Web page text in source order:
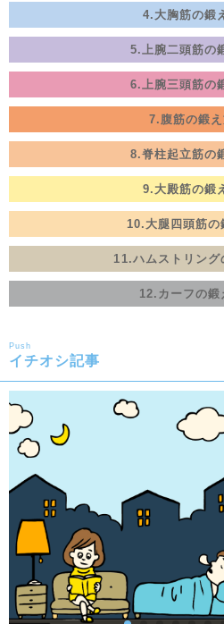
4.大胸筋の鍛
5.上腕二頭筋の
6.上腕三頭筋の
7.腹筋の鍛
8.脊柱起立筋の
9.大殿筋の鍛
10.大腿四頭筋
11.ハムストリン
12.カーフの
Push
イチオシ記事
ホームジムの作り方！費用はパワ
ダイエットで挫折しないために！
ホームジムの作り方！費用はパワ